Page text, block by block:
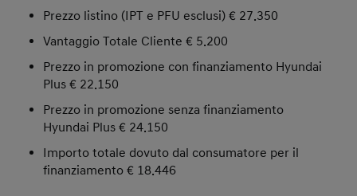
Prezzo listino (IPT e PFU esclusi) € 27.350
Vantaggio Totale Cliente € 5.200
Prezzo in promozione con finanziamento Hyundai
Plus € 22.150
Prezzo in promozione senza finanziamento
Hyundai Plus € 24.150
Importo totale dovuto dal consumatore per il
finanziamento € 18.446